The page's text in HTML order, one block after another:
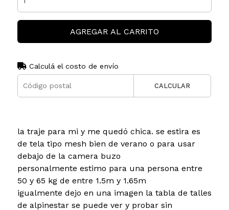
AGREGAR AL CARRITO
Calculá el costo de envío
CALCULAR
la traje para mi y me quedó chica. se estira es
de tela tipo mesh bien de verano o para usar
debajo de la camera buzo
personalmente estimo para una persona entre
50 y 65 kg de entre 1.5m y 1.65m
igualmente dejo en una imagen la tabla de talles
de alpinestar se puede ver y probar sin